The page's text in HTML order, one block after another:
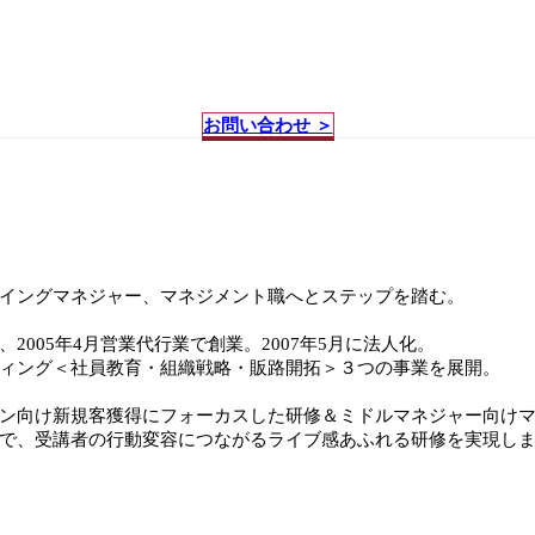
お問い合わせ ＞
グマネジャー、マネジメント職へとステップを踏む。
年4月営業代行業で創業。2007年5月に法人化。
グ＜社員教育・組織戦略・販路開拓＞３つの事業を展開。
け新規客獲得にフォーカスした研修＆ミドルマネジャー向けマ
受講者の行動変容につながるライブ感あふれる研修を実現しま